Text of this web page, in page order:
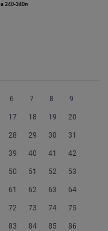
240-340л
6 7 8 9
17 18 19 20
28 29 30 31
39 40 41 42
50 51 52 53
61 62 63 64
72 73 74 75
83 84 85 86